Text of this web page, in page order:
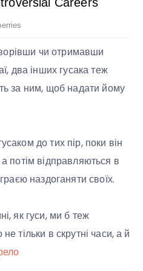
чи отримавши
два інших гусака теж
за ним, щоб надати йому
до тих пір, поки він
потім відправляються в
наздоганяти своїх.
як гуси, ми б теж
тільки в скрутні часи, а й